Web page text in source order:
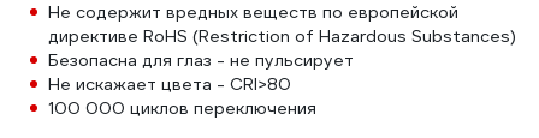
Не содержит вредных веществ по европейской
директиве RoHS (Restriction of Hazardous Substances)
Безопасна для глаз - не пульсирует
Не искажает цвета - CRI>80
100 000 циклов переключения